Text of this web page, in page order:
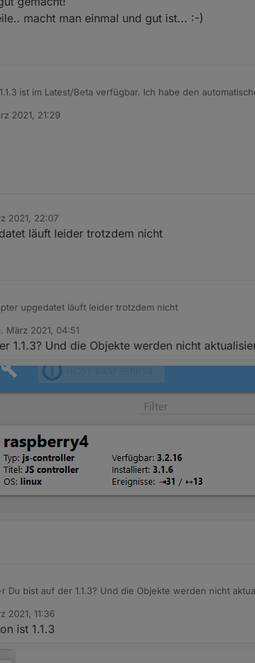
macht man einmal und gut ist... :-)
ist im Latest/Beta verfügbar. Ich habe den
ob ihr immer noch Probleme habt.
2021, 21:29
2021, 22:07
läuft leider trotzdem nicht
upgedatet läuft leider trotzdem nicht
März 2021, 04:51
von
1.1.3? Und die Objekte werden nicht
Du bist auf der 1.1.3? Und die Objekte werden nicht
2021, 11:36
ist 1.1.3